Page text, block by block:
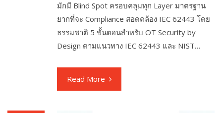
มักมี Blind Spot ครอบคลุมทุก Layer มาตรฐาน
ยากที่จะ Compliance สอดคล้อง IEC 62443 โดย
ธรรมชาติ 5 ขั้นตอนสำหรับ OT Security by
Design ตามแนวทาง IEC 62443 และ NIST…
Read More